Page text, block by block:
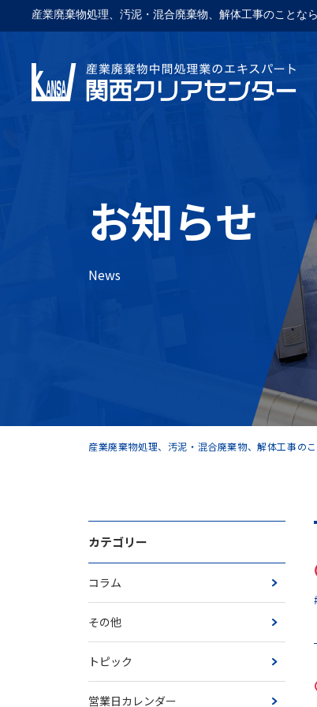
産業廃棄物処理、汚泥・混合廃棄物、解体工事のことな
お知らせ
News
産業廃棄物処理、汚泥・混合廃棄物、解体工事の
カテゴリー
コラム
その他
トピック
営業日カレンダー